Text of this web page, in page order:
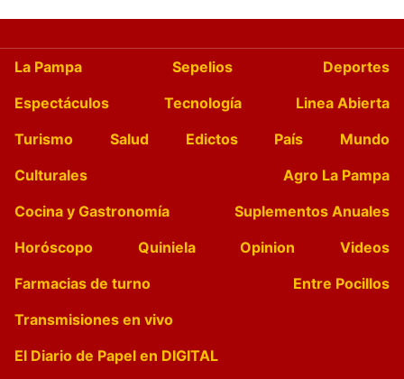
La Pampa Sepelios
Deportes
Espectáculos
Tecnología
Linea Abierta
Turismo
Salud Edictos País
Mundo
Culturales
Agro La Pampa
Cocina y Gastronomía
Suplementos Anuales
Horóscopo
Quiniela Opinion
Videos
Farmacias de turno
Entre Pocillos
Transmisiones en vivo
El Diario de Papel en DIGITAL